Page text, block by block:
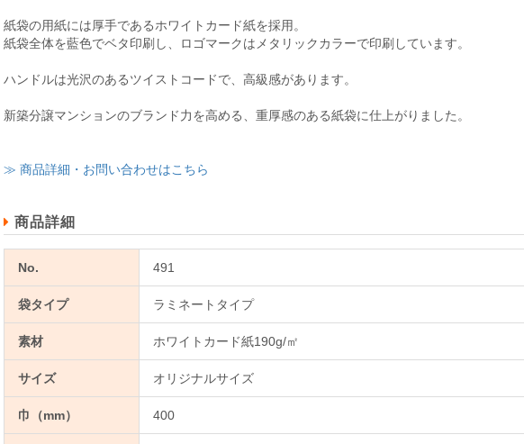
紙袋の用紙には厚手であるホワイトカード紙を採用。
紙袋全体を藍色でベタ印刷し、ロゴマークはメタリックカラーで印刷しています。
ハンドルは光沢のあるツイストコードで、高級感があります。
新築分譲マンションのブランド力を高める、重厚感のある紙袋に仕上がりました。
≫ 商品詳細・お問い合わせはこちら
商品詳細
No. 491
袋タイプ ラミネートタイプ
素材 ホワイトカード紙190g/㎡
サイズ オリジナルサイズ
巾（mm） 400